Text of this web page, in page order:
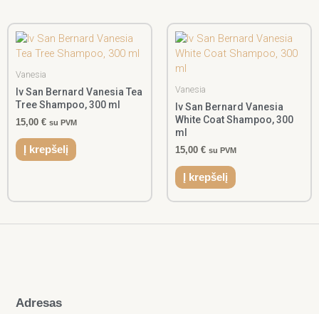
Vanesia
Iv San Bernard Vanesia Tea
Tree Shampoo, 300 ml
15,00 € su PVM
Į krepšelį
Vanesia
Iv San Bernard Vanesia
White Coat Shampoo, 300
ml
15,00 € su PVM
Į krepšelį
Adresas